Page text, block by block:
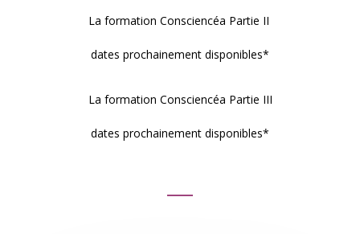
La formation Consciencéa Partie II
dates prochainement disponibles*
La formation Consciencéa Partie III
dates prochainement disponibles*